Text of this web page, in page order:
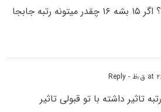
نشده . اعتراض کنم یا نه ؟ اگر ۱۵ بشه ۱۶ چقدر میتونه رتبه جابجا
- Reply
تاثیر داشته با تو قبولی تاثیر